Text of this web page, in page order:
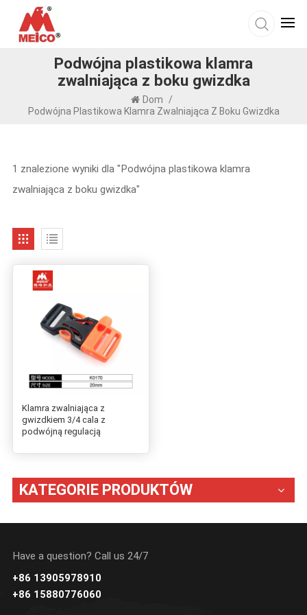
Podwójna plastikowa klamra
zwalniająca z boku gwizdka
Dom
/
Podwójna Plastikowa Klamra Zwalniająca Z Boku Gwizdka
1 znalezione wyniki dla "Podwójna plastikowa klamra
zwalniająca z boku gwizdka"
Klamra zwalniająca z
gwizdkiem 3/4 cala z
podwójną regulacją
KATEGORIE PRODUKTÓW
Have a question? Call us 24/7
+86 13905978910
+86 15880776060